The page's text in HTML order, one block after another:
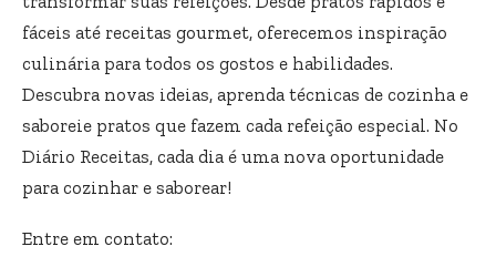
fáceis até receitas gourmet, oferecemos inspiração
culinária para todos os gostos e habilidades.
Descubra novas ideias, aprenda técnicas de cozinha e
saboreie pratos que fazem cada refeição especial. No
Diário Receitas, cada dia é uma nova oportunidade
para cozinhar e saborear!
Entre em contato: